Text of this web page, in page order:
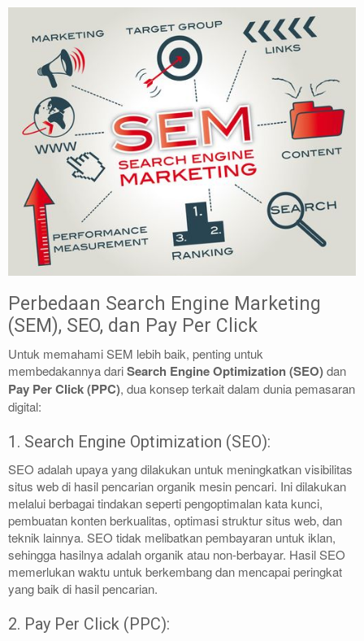
Perbedaan Search Engine Marketing
(SEM), SEO, dan Pay Per Click
Untuk memahami SEM lebih baik, penting untuk
membedakannya dariSearch Engine Optimization (SEO)dan
Pay Per Click (PPC), dua konsep terkait dalam dunia pemasaran
digital:
1. Search Engine Optimization (SEO):
SEO adalah upaya yang dilakukan untuk meningkatkan visibilitas
situs web di hasil pencarian organik mesin pencari. Ini dilakukan
melalui berbagai tindakan seperti pengoptimalan kata kunci,
pembuatan konten berkualitas, optimasi struktur situs web, dan
teknik lainnya. SEO tidak melibatkan pembayaran untuk iklan,
sehingga hasilnya adalah organik atau non-berbayar. Hasil SEO
memerlukan waktu untuk berkembang dan mencapai peringkat
yang baik di hasil pencarian.
2. Pay Per Click (PPC):